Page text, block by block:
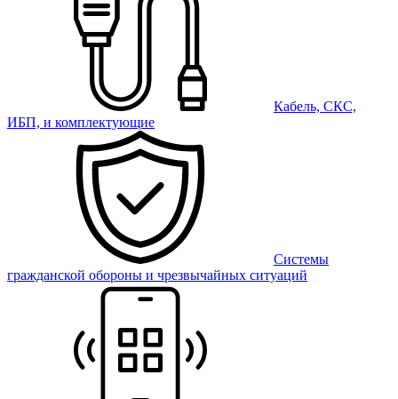
Кабель, СКС,
ИБП, и комплектующие
Системы
гражданской обороны и чрезвычайных ситуаций